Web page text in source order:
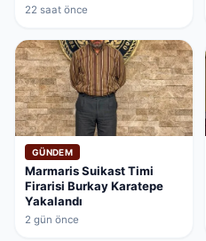
22 saat önce
GÜNDEM
Marmaris Suikast Timi
Firarisi Burkay Karatepe
Yakalandı
2 gün önce